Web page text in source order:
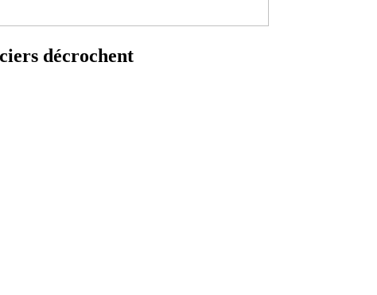
décrochent